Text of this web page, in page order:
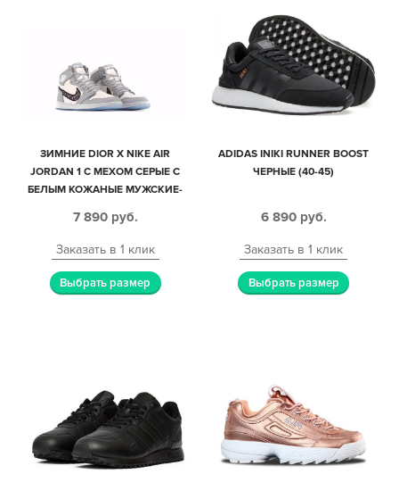
ЗИМНИЕ DIOR X NIKE AIR
JORDAN 1 С МЕХОМ СЕРЫЕ С
БЕЛЫМ КОЖАНЫЕ МУЖСКИЕ-
7 890 руб.
Заказать в 1 клик
Выбрать размер
ADIDAS INIKI RUNNER BOOST
ЧЕРНЫЕ (40-45)
6 890 руб.
Заказать в 1 клик
Выбрать размер